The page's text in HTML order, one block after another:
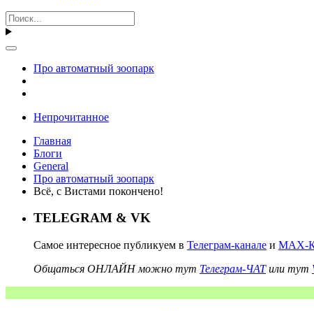
Про автоматный зоопарк
Непрочитанное
Главная
Блоги
General
Про автоматный зоопарк
Всё, с Вистами покончено!
TELEGRAM & VK
Самое интересное публикуем в Телеграм-канале и MAX-
Общаться ОНЛАЙН можно тут Телеграм-ЧАТили тут